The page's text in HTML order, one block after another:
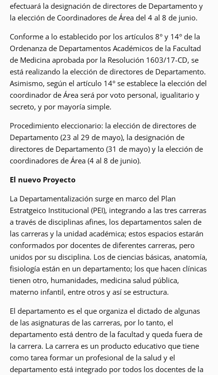
efectuará la designación de directores de Departamento y
la elección de Coordinadores de Área del 4 al 8 de junio.
Conforme a lo establecido por los artículos 8° y 14° de la
Ordenanza de Departamentos Académicos de la Facultad
de Medicina aprobada por la Resolución 1603/17-CD, se
está realizando la elección de directores de Departamento.
Asimismo, según el artículo 14° se establece la elección del
coordinador de Área será por voto personal, igualitario y
secreto, y por mayoría simple.
Procedimiento eleccionario: la elección de directores de
Departamento (23 al 29 de mayo), la designación de
directores de Departamento (31 de mayo) y la elección de
coordinadores de Área (4 al 8 de junio).
El nuevo Proyecto
La Departamentalización surge en marco del Plan
Estratgeico Institucional (PEI), integrando a las tres carreras
a través de disciplinas afines, los departamentos salen de
las carreras y la unidad académica; estos espacios estarán
conformados por docentes de diferentes carreras, pero
unidos por su disciplina. Los de ciencias básicas, anatomía,
fisiología están en un departamento; los que hacen clínicas
tienen otro, humanidades, medicina salud pública,
materno infantil, entre otros y así se estructura.
El departamento es el que organiza el dictado de algunas
de las asignaturas de las carreras, por lo tanto, el
departamento está dentro de la facultad y queda fuera de
la carrera. La carrera es un producto educativo que tiene
como tarea formar un profesional de la salud y el
departamento está integrado por todos los docentes de la